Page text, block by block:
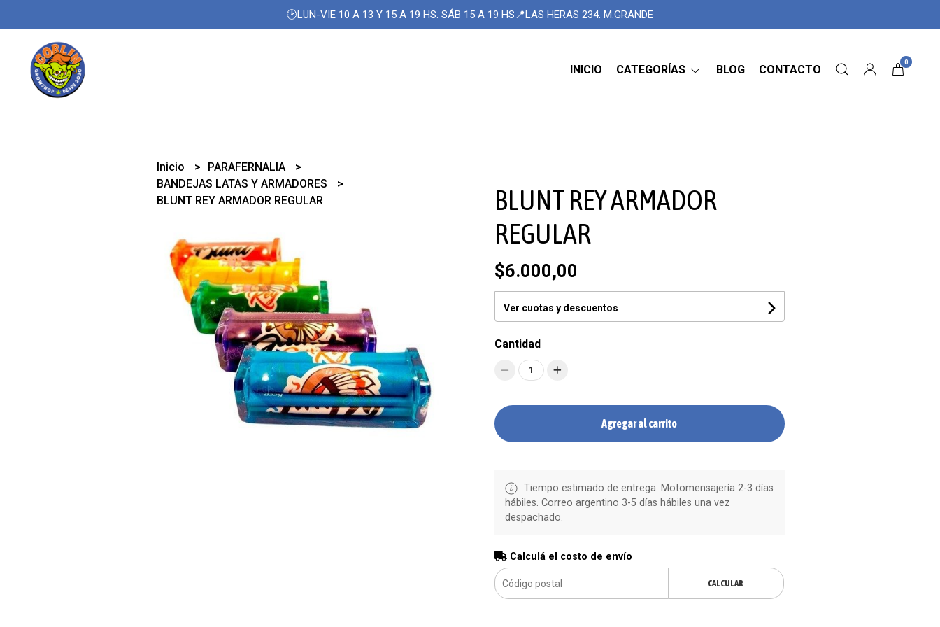
🕑LUN-VIE 10 A 13 Y 15 A 19 HS. SÁB 15 A 19 HS📍LAS HERAS 234. M.GRANDE
INICIO CATEGORÍAS BLOG CONTACTO
0
Inicio
PARAFERNALIA
BANDEJAS LATAS Y ARMADORES
BLUNT REY ARMADOR REGULAR
BLUNT REY ARMADOR
REGULAR
$6.000,00
Ver cuotas y descuentos
Cantidad
1
Agregar al carrito
Tiempo estimado de entrega: Motomensajería 2-3 días
hábiles. Correo argentino 3-5 días hábiles una vez
despachado.
Calculá el costo de envío
CALCULAR